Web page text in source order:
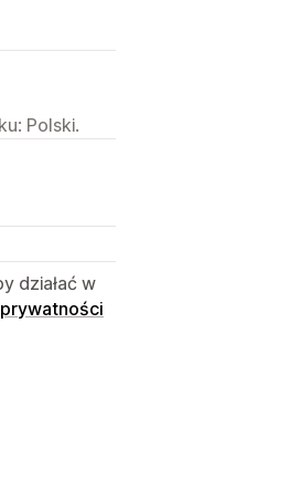
Polski.
działać w